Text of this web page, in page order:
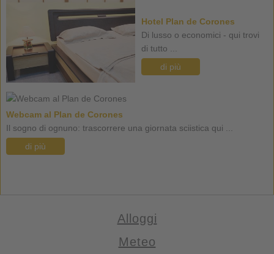
Hotel Plan de Corones
Di lusso o economici - qui trovi
di tutto ...
di più
Webcam al Plan de Corones
Il sogno di ognuno: trascorrere una giornata sciistica qui ...
di più
Alloggi
Meteo